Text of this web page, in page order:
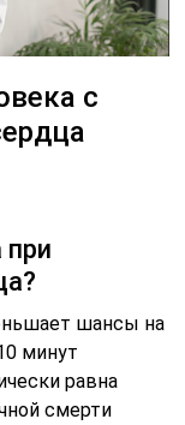
с
при
шансы на
минут
равна
смерти